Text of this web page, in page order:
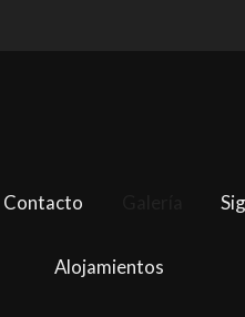
Contacto
Alojamientos